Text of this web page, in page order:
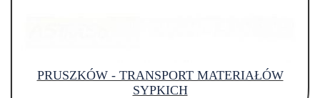
PRUSZKÓW - TRANSPORT MATERIAŁÓW
SYPKICH